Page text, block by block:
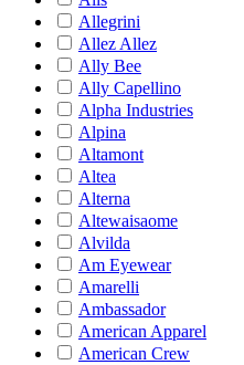
Allegrini
Allez Allez
Ally Bee
Ally Capellino
Alpha Industries
Alpina
Altamont
Altea
Alterna
Altewaisaome
Alvilda
Am Eyewear
Amarelli
Ambassador
American Apparel
American Crew